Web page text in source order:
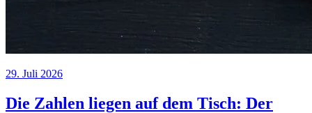
29. Juli 2026
Die Zahlen liegen auf dem Tisch: Der